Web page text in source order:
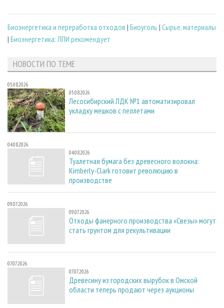
Биoэнергетика и переработка отходов | Биоуголь | Сырье, материалы
| Биоэнергетика: ЛПИ рекомендует
НОВОСТИ ПО ТЕМЕ
05.08.2026
05.08.2026
Лесосибирский ЛДК №1 автоматизировал
укладку мешков с пеллетами
04.08.2026
04.08.2026
Туалетная бумага без древесного волокна:
Kimberly-Clark готовит революцию в
производстве
09.07.2026
09.07.2026
Отходы фанерного производства «Свезы» могут
стать грунтом для рекультивации
07.07.2026
07.07.2026
Древесину из городских вырубок в Омской
области теперь продают через аукционы